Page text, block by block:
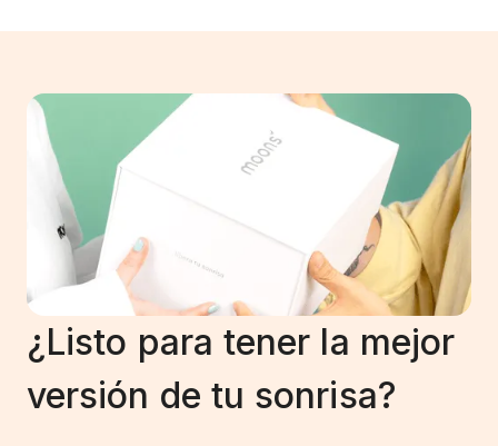
¿Listo para tener la mejor
versión de tu sonrisa?